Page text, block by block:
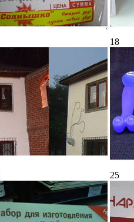
18
25